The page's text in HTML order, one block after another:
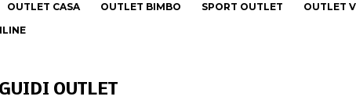
OUTLET CASA OUTLET BIMBO SPORT OUTLET OUTLET
OUTLET